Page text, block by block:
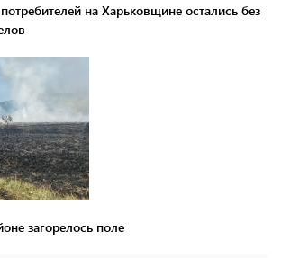
на Харьковщине остались без
загорелось поле